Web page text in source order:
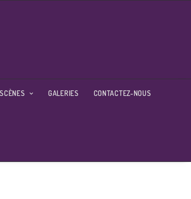
SCÈNES GALERIES CONTACTEZ-NOUS